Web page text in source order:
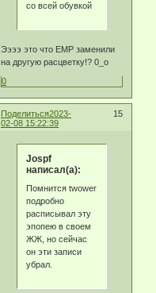
со всей обувкой
Ээээ это что ЕМР заменили
на другую расцветку!? 0_о
0
Поделиться 15
2023-
02-08 15:22:39
Jospf
написал(а):
Помнится twower
подробно
расписывал эту
эпопею в своем
ЖЖ, но сейчас
он эти записи
убрал.